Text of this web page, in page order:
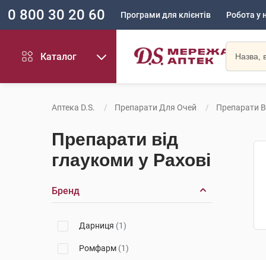
0 800 30 20 60 Програми для клієнтів Робота у
Каталог
Аптека D.S. Препарати Для Очей Препарати
Препарати від
глаукоми у Рахові
Бренд
Дарниця (1)
Ромфарм (1)